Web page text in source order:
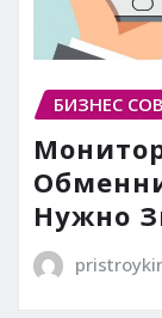
БИЗНЕС
Нужно